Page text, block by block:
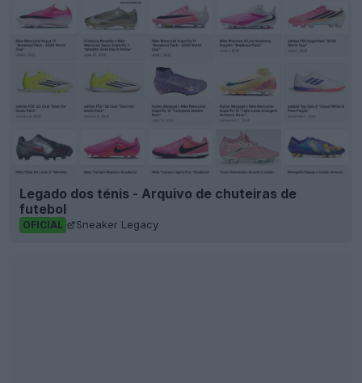
Legado dos ténis - Arquivo de chuteiras de
futebol
OFICIAL Sneaker Legacy